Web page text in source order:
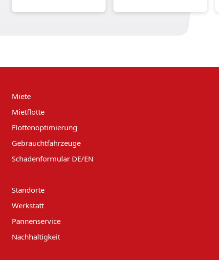
Miete
Mietflotte
Flottenoptimierung
Gebrauchtfahrzeuge
Schadenformular DE/EN
Standorte
Werkstatt
Pannenservice
Nachhaltigkeit